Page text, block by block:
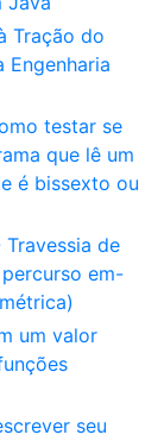
Tração do
Engenharia
testar se
que lê um
é bissexto ou
de
em-
um valor
seu